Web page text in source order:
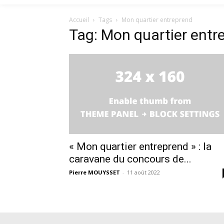
Accueil Tags Mon quartier entreprend
Tag: Mon quartier
« Mon quartier entreprend » : la
caravane du concours de...
Pierre MOUYSSET - 11 août 2022